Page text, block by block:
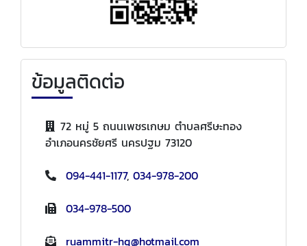
ข้อมูลติดต่อ
72 หมู่ 5 ถนนเพชรเกษม ตำบลศรีษะทอง
อำเภอนครชัยศรี นครปฐม 73120
094-441-1177, 034-978-200
034-978-500
ruammitr-hq@hotmail.com